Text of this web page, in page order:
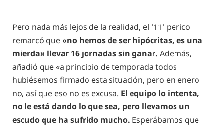
Pero nada más lejos de la realidad, el ’11’ perico
remarcó que«no hemos de ser hipócritas, es una
mierda» llevar 16 jornadas sin ganar. Además,
añadió que «a principio de temporada todos
hubiésemos firmado esta situación, pero en enero
no, así que eso no es excusa. El equipo lo intenta,
no le está dando lo que sea, pero llevamos un
escudo que ha sufrido mucho. Esperábamos que